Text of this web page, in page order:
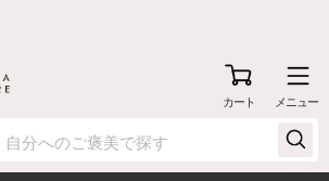
カート メニュー